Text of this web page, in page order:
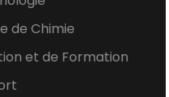
de Chimie
et de Formation